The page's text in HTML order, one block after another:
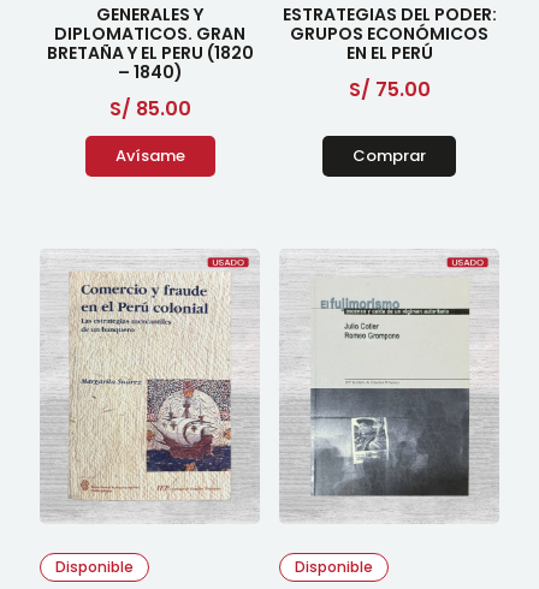
GENERALES Y
DIPLOMATICOS. GRAN
BRETAÑA Y EL PERU (1820
– 1840)
S/ 85.00
Avísame
ESTRATEGIAS DEL PODER:
GRUPOS ECONÓMICOS
EN EL PERÚ
S/ 75.00
Comprar
Disponible Disponible